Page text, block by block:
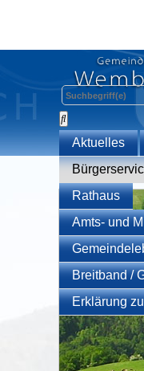
Aktuelles
Rathaus
Amts- und
Breitband /
Erklärung